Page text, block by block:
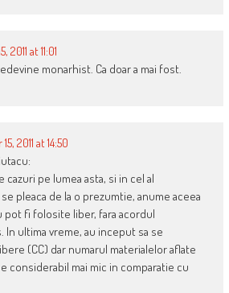
at 11:01
monarhist. Ca doar a mai fost.
2011 at 14:50
cazuri pe lumea asta, si in cel al
pleaca de la o prezumtie, anume aceea
pot fi folosite liber, fara acordul
In ultima vreme, au inceput sa se
(CC) dar numarul materialelor aflate
considerabil mai mic in comparatie cu